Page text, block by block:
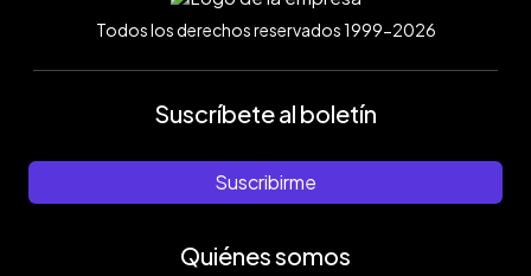
Todos los derechos reservados 1999-2026
Suscríbete al boletín
Suscribirme
Quiénes somos